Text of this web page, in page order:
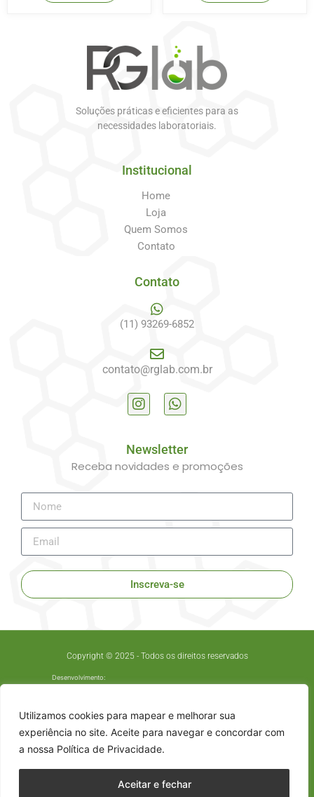
Utilizamos cookies para mapear e melhorar sua
experiência no site. Aceite para navegar e concordar com
a nossa Política de Privacidade.
Aceitar e fechar
Soluções práticas e eficientes para as
necessidades laboratoriais.
Institucional
Home
Loja
Quem Somos
Contato
Contato
(11) 93269-6852
contato@rglab.com.br
Newsletter
Receba novidades e promoções
Inscreva-se
Copyright © 2025 - Todos os direitos reservados
Desenvolvimento: